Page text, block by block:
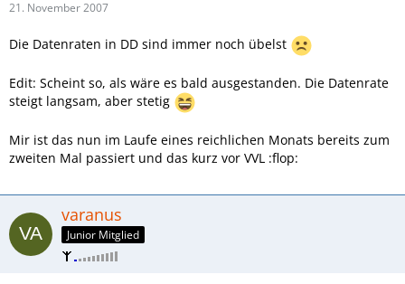
21. November 2007
Die Datenraten in DD sind immer noch übelst
Edit: Scheint so, als wäre es bald ausgestanden. Die Datenrate
steigt langsam, aber stetig
Mir ist das nun im Laufe eines reichlichen Monats bereits zum
zweiten Mal passiert und das kurz vor VVL :flop:
varanus
Junior Mitglied